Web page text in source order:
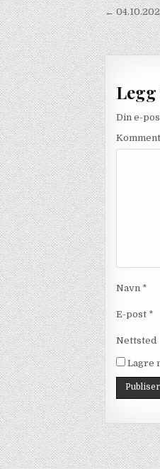
←
Din e-
Navn *
E-post *
Nettsted
Lagre